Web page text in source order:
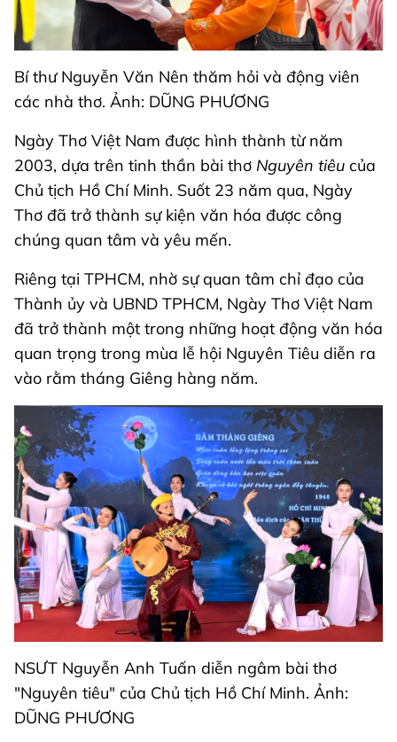
Bí thư Nguyễn Văn Nên thăm hỏi và động viên
các nhà thơ. Ảnh: DŨNG PHƯƠNG
Ngày Thơ Việt Nam được hình thành từ năm
2003, dựa trên tinh thần bài thơ Nguyên tiêu của
Chủ tịch Hồ Chí Minh. Suốt 23 năm qua, Ngày
Thơ đã trở thành sự kiện văn hóa được công
chúng quan tâm và yêu mến.
Riêng tại TPHCM, nhờ sự quan tâm chỉ đạo của
Thành ủy và UBND TPHCM, Ngày Thơ Việt Nam
đã trở thành một trong những hoạt động văn hóa
quan trọng trong mùa lễ hội Nguyên Tiêu diễn ra
vào rằm tháng Giêng hàng năm.
NSƯT Nguyễn Anh Tuấn diễn ngâm bài thơ
"Nguyên tiêu" của Chủ tịch Hồ Chí Minh. Ảnh:
DŨNG PHƯƠNG